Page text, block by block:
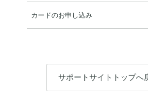
カードのお申し込み
サポートサイトトップへ